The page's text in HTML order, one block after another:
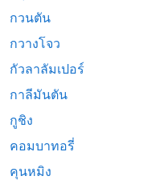
กวนตัน
กวางโจว
กัวลาลัมเปอร์
กาลีมันตัน
กูชิง
คอมบาทอรี่
คุนหมิง